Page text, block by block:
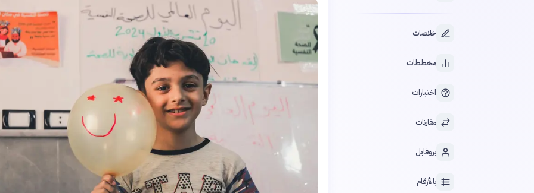
خلاصات
مخططات
اختبارات
مقارنات
بروفايل
بالأرقام